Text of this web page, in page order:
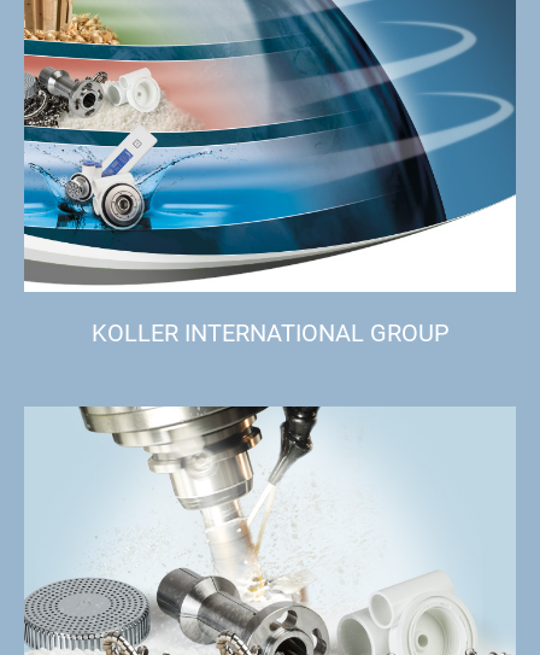
KOLLER INTERNATIONAL GROUP